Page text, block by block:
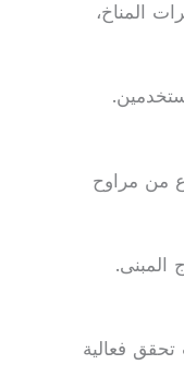
المناخ،
من مراوح
المبنى.
تحقق فعالية